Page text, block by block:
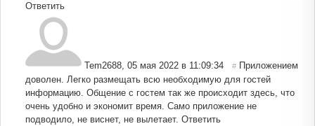
Ответить
Tem2688, 05 мая 2022 в 11:09:34 # Приложением
доволен. Легко размещать всю необходимую для гостей
информацию. Общение с гостем так же происходит здесь, что
очень удобно и экономит время. Само приложение не
подводило, не виснет, не вылетает. Ответить